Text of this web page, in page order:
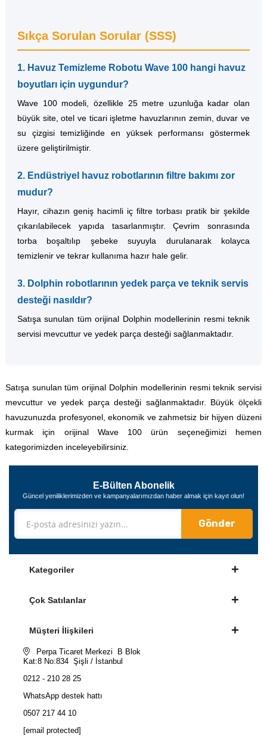
Sıkça Sorulan Sorular (SSS)
1. Havuz Temizleme Robotu Wave 100 hangi havuz
boyutları için uygundur?
Wave 100 modeli, özellikle 25 metre uzunluğa kadar olan
büyük site, otel ve ticari işletme havuzlarının zemin, duvar ve
su çizgisi temizliğinde en yüksek performansı göstermek
üzere geliştirilmiştir.
2. Endüstriyel havuz robotlarının filtre bakımı zor
mudur?
Hayır, cihazın geniş hacimli iç filtre torbası pratik bir şekilde
çıkarılabilecek yapıda tasarlanmıştır. Çevrim sonrasında
torba boşaltılıp şebeke suyuyla durulanarak kolayca
temizlenir ve tekrar kullanıma hazır hale gelir.
3. Dolphin robotlarının yedek parça ve teknik servis
desteği nasıldır?
Satışa sunulan tüm orijinal Dolphin modellerinin resmi teknik
servisi mevcuttur ve yedek parça desteği sağlanmaktadır.
Satışa sunulan tüm orijinal Dolphin modellerinin resmi teknik servisi
mevcuttur ve yedek parça desteği sağlanmaktadır. Büyük ölçekli
havuzunuzda profesyonel, ekonomik ve zahmetsiz bir hijyen düzeni
kurmak için orijinal Wave 100 ürün seçeneğimizi hemen
kategorimizden inceleyebilirsiniz.
E-Bülten Abonelik
Güncel yeniliklerimizden ve kampanyalarımızdan haber almak için kayıt olun!
Gönder
Kategoriler
Çok Satılanlar
Müşteri İlişkileri
Perpa Ticaret Merkezi B Blok
Kat:8 No:834 Şişli / İstanbul
0212 - 210 28 25
WhatsApp destek hattı
0507 217 44 10
[email protected]